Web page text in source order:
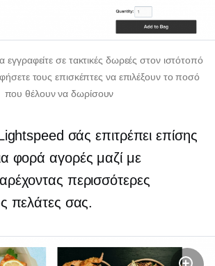
σε τακτικές δωρεές στον ιστότοπό
τους επισκέπτες να επιλέξουν το ποσό
που θέλουν να δωρίσουν
σάς επιτρέπει επίσης
φορά αγορές μαζί με
περισσότερες
πελάτες σας.